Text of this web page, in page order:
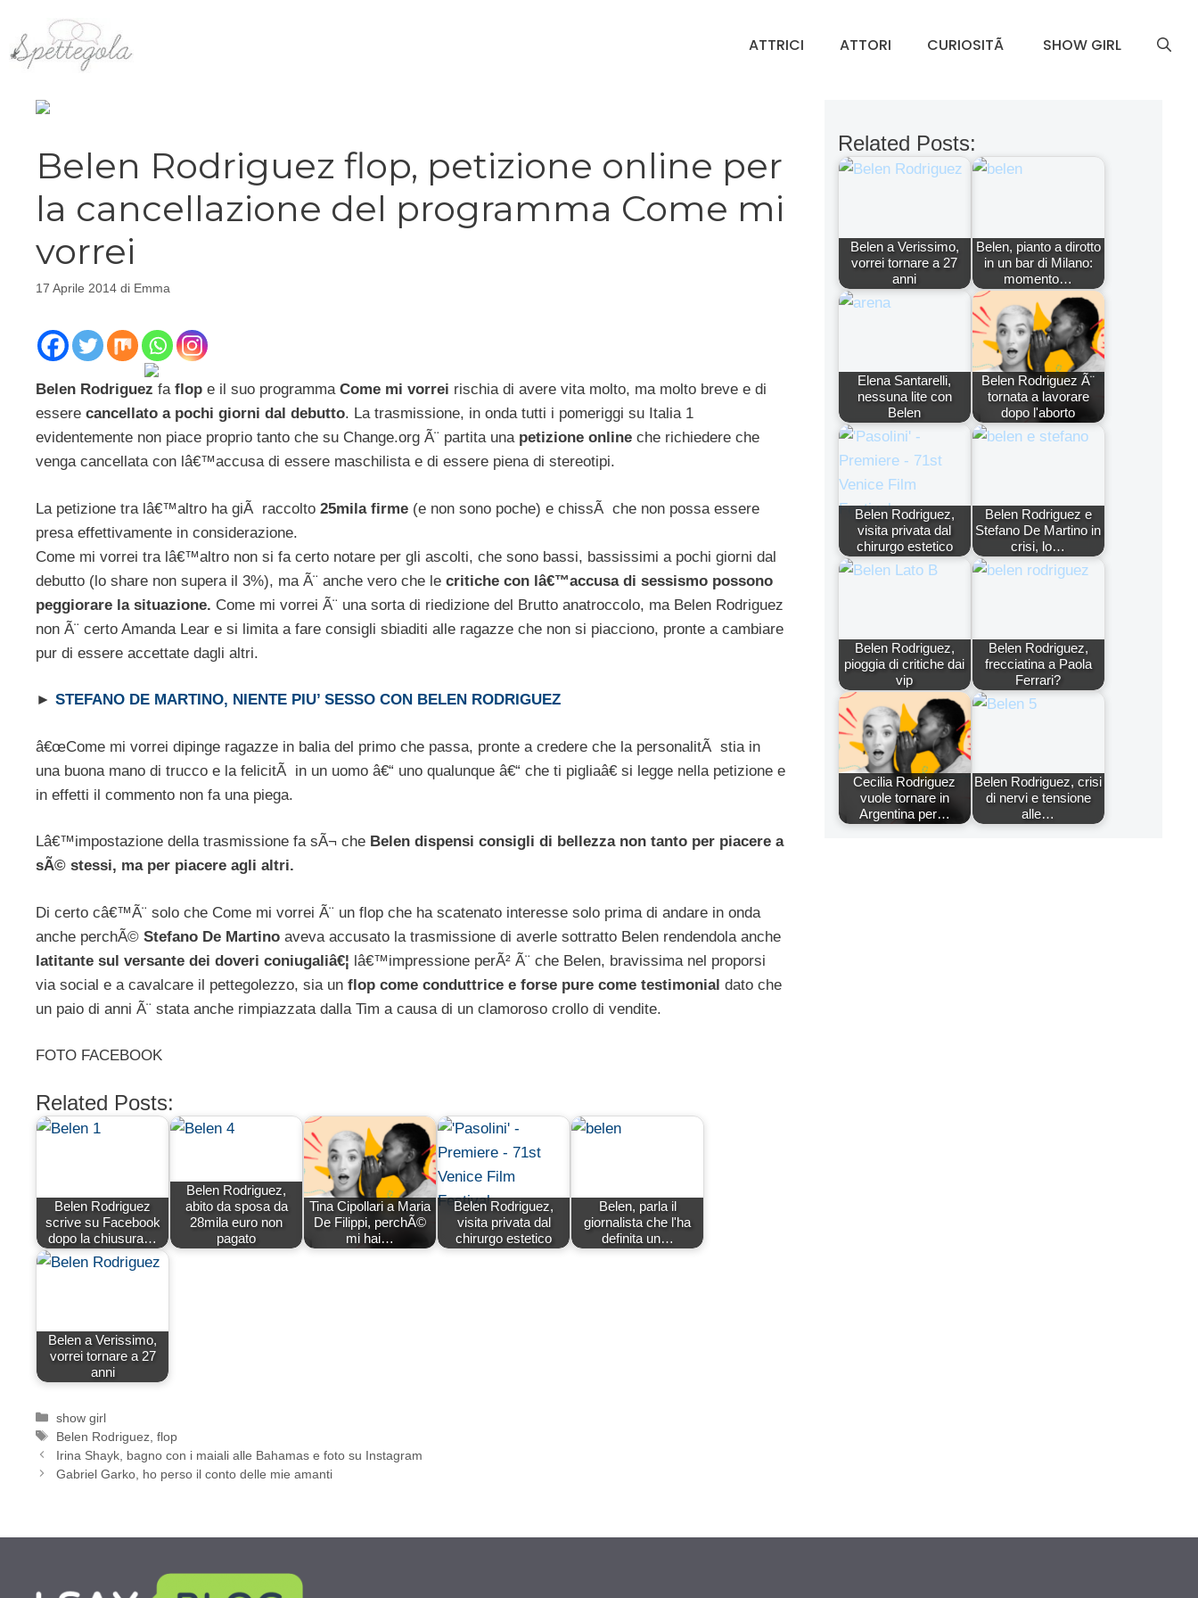
contenuto
ATTRICI ATTORI CURIOSITÃ SHOW GIRL
Belen Rodriguez flop, petizione online per
la cancellazione del programma Come mi
vorrei
17 Aprile 2014 di Emma
Belen Rodriguez fa flop e il suo programma Come mi vorrei rischia di avere vita molto, ma molto breve e di
essere cancellato a pochi giorni dal debutto. La trasmissione, in onda tutti i pomeriggi su Italia 1
evidentemente non piace proprio tanto che su Change.org Ã¨ partita una petizione online che richiedere che
venga cancellata con lâ€™accusa di essere maschilista e di essere piena di stereotipi.
La petizione tra lâ€™altro ha giÃ raccolto 25mila firme (e non sono poche) e chissÃ che non possa essere
presa effettivamente in considerazione.
Come mi vorrei tra lâ€™altro non si fa certo notare per gli ascolti, che sono bassi, bassissimi a pochi giorni dal
debutto (lo share non supera il 3%), ma Ã¨ anche vero che le critiche con lâ€™accusa di sessismo possono
peggiorare la situazione. Come mi vorrei Ã¨ una sorta di riedizione del Brutto anatroccolo, ma Belen Rodriguez
non Ã¨ certo Amanda Lear e si limita a fare consigli sbiaditi alle ragazze che non si piacciono, pronte a cambiare
pur di essere accettate dagli altri.
► STEFANO DE MARTINO, NIENTE PIU’ SESSO CON BELEN RODRIGUEZ
â€œCome mi vorrei dipinge ragazze in balia del primo che passa, pronte a credere che la personalitÃ stia in
una buona mano di trucco e la felicitÃ in un uomo â€“ uno qualunque â€“ che ti pigliaâ€ si legge nella petizione e
in effetti il commento non fa una piega.
Lâ€™impostazione della trasmissione fa sÃ¬ che Belen dispensi consigli di bellezza non tanto per piacere a
sÃ© stessi, ma per piacere agli altri.
Di certo câ€™Ã¨ solo che Come mi vorrei Ã¨ un flop che ha scatenato interesse solo prima di andare in onda
anche perchÃ© Stefano De Martino aveva accusato la trasmissione di averle sottratto Belen rendendola anche
latitante sul versante dei doveri coniugaliâ€¦ lâ€™impressione perÃ² Ã¨ che Belen, bravissima nel proporsi
via social e a cavalcare il pettegolezzo, sia un flop come conduttrice e forse pure come testimonial dato che
un paio di anni Ã¨ stata anche rimpiazzata dalla Tim a causa di un clamoroso crollo di vendite.
FOTO FACEBOOK
Related Posts:
Belen Rodriguez
scrive su Facebook
dopo la chiusura…
Belen Rodriguez,
abito da sposa da
28mila euro non
pagato
Tina Cipollari a Maria
De Filippi, perchÃ©
mi hai…
Belen Rodriguez,
visita privata dal
chirurgo estetico
Belen, parla il
giornalista che l'ha
definita un…
Belen a Verissimo,
vorrei tornare a 27
anni
Categorie
show girl
Tag
Belen Rodriguez ,flop
Irina Shayk, bagno con i maiali alle Bahamas e foto su Instagram
Gabriel Garko, ho perso il conto delle mie amanti
Related Posts:
Belen a Verissimo,
vorrei tornare a 27
anni
Belen, pianto a dirotto
in un bar di Milano:
momento…
Elena Santarelli,
nessuna lite con
Belen
Belen Rodriguez Ã¨
tornata a lavorare
dopo l'aborto
Belen Rodriguez,
visita privata dal
chirurgo estetico
Belen Rodriguez e
Stefano De Martino in
crisi, lo…
Belen Rodriguez,
pioggia di critiche dai
vip
Belen Rodriguez,
frecciatina a Paola
Ferrari?
Cecilia Rodriguez
vuole tornare in
Argentina per…
Belen Rodriguez, crisi
di nervi e tensione
alle…